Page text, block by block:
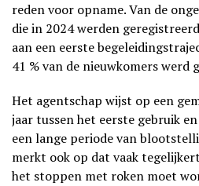
reden voor opname. Van de
die in 2024 werden
aan een eerste
41 % van de nieuwkomers werd
Het agentschap wijst op een
jaar tussen het eerste gebruik
een lange periode van
merkt ook op dat vaak
het stoppen met roken moet